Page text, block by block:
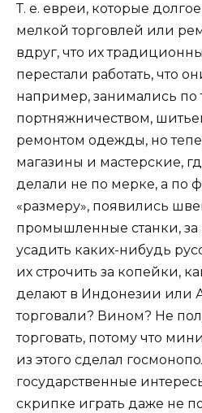
Т. е. евреи, которые
мелкой торговлей или
вдруг, что их
перестали работать, что
например, занимались по
портняжничеством,
ремонтом одежды, но
магазины и мастерские,
делали не по мерке, а по
«размеру», появились
промышленные станки,
усадить каких-нибудь
их строчить за копейки,
делают в Индонезии или
торговали? Вином? Не
торговать, потому что
из этого сделал
государственные
скрипке играть даже не